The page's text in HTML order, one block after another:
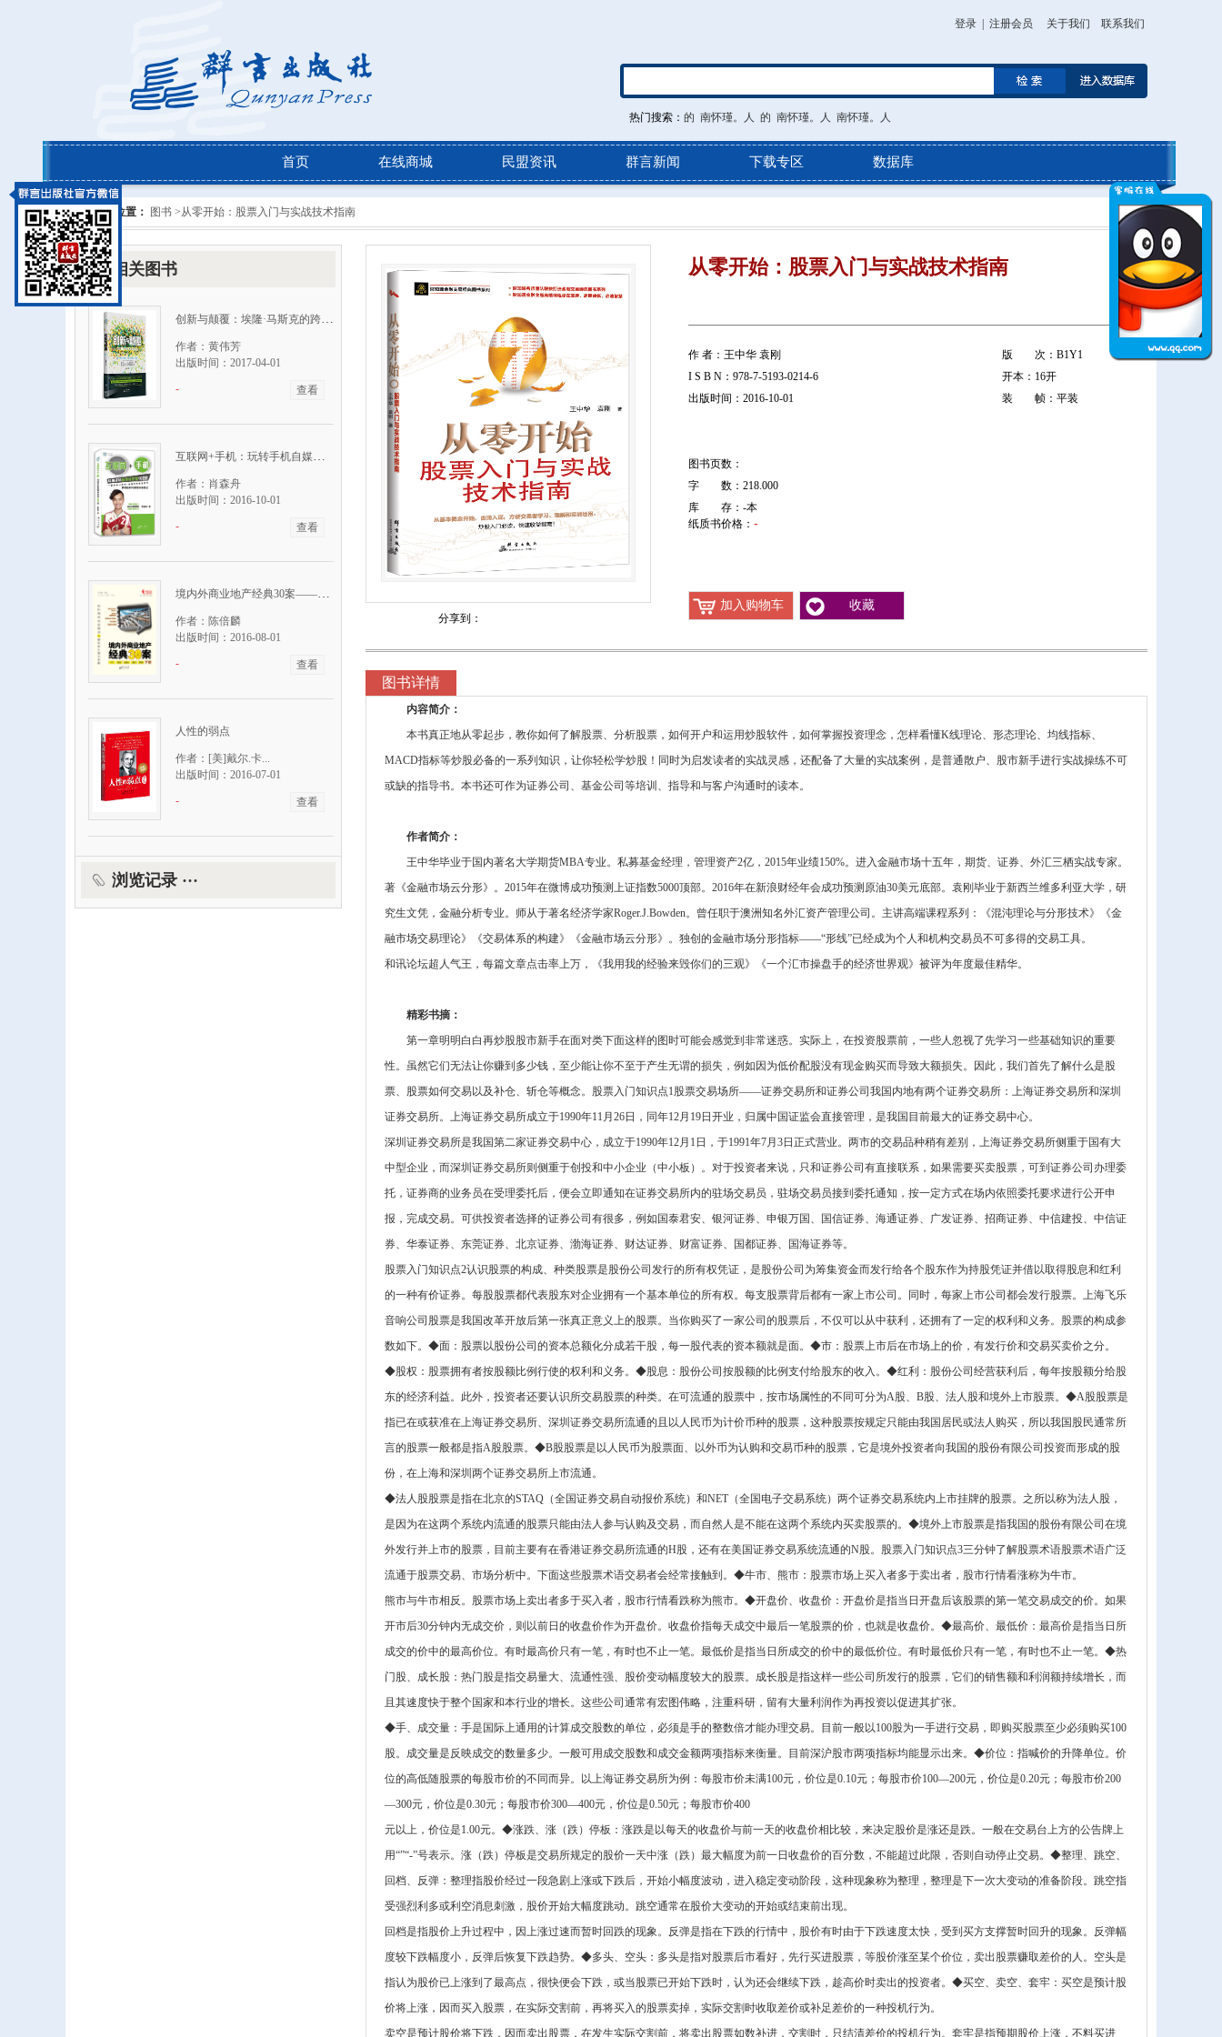
登录 注册会员 关于我们 联系我们
热门搜索： 的 南怀瑾。人 的 南怀瑾。人 南怀瑾。人
首页 在线商城 民盟资讯 群言新闻 下载专区 数据库
当前位置： 图书 >从零开始：股票入门与实战技术指南
相关图书
创新与颠覆：埃隆·马斯克的跨界传奇
作者：黄伟芳
出版时间：2017-04-01
-
查看
互联网+手机：玩转手机自媒体营销108招
作者：肖森舟
出版时间：2016-10-01
-
查看
境内外商业地产经典30案——标杆项目定位规划与建筑设计图文详解（上下册）
作者：陈倍麟
出版时间：2016-08-01
-
查看
人性的弱点
作者：[美]戴尔.卡...
出版时间：2016-07-01
-
查看
浏览记录 ···
分享到：
从零开始：股票入门与实战技术指南
作 者：王中华 袁刚
I S B N：978-7-5193-0214-6
出版时间：2016-10-01
版 次：B1Y1
开本：16开
装 帧：平装
图书页数：
字 数：218.000
库 存： -本
纸质书价格： -
加入购物车 收藏
图书详情
内容简介：
本书真正地从零起步，教你如何了解股票、分析股票，如何开户和运用炒股软件，如何掌握投资理念，怎样看懂K线理论、形态理论、均线指标、
MACD指标等炒股必备的一系列知识，让你轻松学炒股！同时为启发读者的实战灵感，还配备了大量的实战案例，是普通散户、股市新手进行实战操练不可
或缺的指导书。本书还可作为证券公司、基金公司等培训、指导和与客户沟通时的读本。
作者简介：
王中华毕业于国内著名大学期货MBA专业。私募基金经理，管理资产2亿，2015年业绩150%。进入金融市场十五年，期货、证券、外汇三栖实战专家。
著《金融市场云分形》。2015年在微博成功预测上证指数5000顶部。2016年在新浪财经年会成功预测原油30美元底部。袁刚毕业于新西兰维多利亚大学，研
究生文凭，金融分析专业。师从于著名经济学家Roger.J.Bowden。曾任职于澳洲知名外汇资产管理公司。主讲高端课程系列：《混沌理论与分形技术》《金
融市场交易理论》《交易体系的构建》《金融市场云分形》。独创的金融市场分形指标——“形线”已经成为个人和机构交易员不可多得的交易工具。
和讯论坛超人气王，每篇文章点击率上万，《我用我的经验来毁你们的三观》《一个汇市操盘手的经济世界观》被评为年度最佳精华。
精彩书摘：
第一章明明白白再炒股股市新手在面对类下面这样的图时可能会感觉到非常迷惑。实际上，在投资股票前，一些人忽视了先学习一些基础知识的重要
性。虽然它们无法让你赚到多少钱，至少能让你不至于产生无谓的损失，例如因为低价配股没有现金购买而导致大额损失。因此，我们首先了解什么是股
票、股票如何交易以及补仓、斩仓等概念。股票入门知识点1股票交易场所——证券交易所和证券公司我国内地有两个证券交易所：上海证券交易所和深圳
证券交易所。上海证券交易所成立于1990年11月26日，同年12月19日开业，归属中国证监会直接管理，是我国目前最大的证券交易中心。
深圳证券交易所是我国第二家证券交易中心，成立于1990年12月1日，于1991年7月3日正式营业。两市的交易品种稍有差别，上海证券交易所侧重于国有大
中型企业，而深圳证券交易所则侧重于创投和中小企业（中小板）。对于投资者来说，只和证券公司有直接联系，如果需要买卖股票，可到证券公司办理委
托，证券商的业务员在受理委托后，便会立即通知在证券交易所内的驻场交易员，驻场交易员接到委托通知，按一定方式在场内依照委托要求进行公开申
报，完成交易。可供投资者选择的证券公司有很多，例如国泰君安、银河证券、申银万国、国信证券、海通证券、广发证券、招商证券、中信建投、中信证
券、华泰证券、东莞证券、北京证券、渤海证券、财达证券、财富证券、国都证券、国海证券等。
股票入门知识点2认识股票的构成、种类股票是股份公司发行的所有权凭证，是股份公司为筹集资金而发行给各个股东作为持股凭证并借以取得股息和红利
的一种有价证券。每股股票都代表股东对企业拥有一个基本单位的所有权。每支股票背后都有一家上市公司。同时，每家上市公司都会发行股票。上海飞乐
音响公司股票是我国改革开放后第一张真正意义上的股票。当你购买了一家公司的股票后，不仅可以从中获利，还拥有了一定的权利和义务。股票的构成参
数如下。◆面：股票以股份公司的资本总额化分成若干股，每一股代表的资本额就是面。◆市：股票上市后在市场上的价，有发行价和交易买卖价之分。
◆股权：股票拥有者按股额比例行使的权利和义务。◆股息：股份公司按股额的比例支付给股东的收入。◆红利：股份公司经营获利后，每年按股额分给股
东的经济利益。此外，投资者还要认识所交易股票的种类。在可流通的股票中，按市场属性的不同可分为A股、B股、法人股和境外上市股票。◆A股股票是
指已在或获准在上海证券交易所、深圳证券交易所流通的且以人民币为计价币种的股票，这种股票按规定只能由我国居民或法人购买，所以我国股民通常所
言的股票一般都是指A股股票。◆B股股票是以人民币为股票面、以外币为认购和交易币种的股票，它是境外投资者向我国的股份有限公司投资而形成的股
份，在上海和深圳两个证券交易所上市流通。
◆法人股股票是指在北京的STAQ（全国证券交易自动报价系统）和NET（全国电子交易系统）两个证券交易系统内上市挂牌的股票。之所以称为法人股，
是因为在这两个系统内流通的股票只能由法人参与认购及交易，而自然人是不能在这两个系统内买卖股票的。◆境外上市股票是指我国的股份有限公司在境
外发行并上市的股票，目前主要有在香港证券交易所流通的H股，还有在美国证券交易系统流通的N股。股票入门知识点3三分钟了解股票术语股票术语广泛
流通于股票交易、市场分析中。下面这些股票术语交易者会经常接触到。◆牛市、熊市：股票市场上买入者多于卖出者，股市行情看涨称为牛市。
熊市与牛市相反。股票市场上卖出者多于买入者，股市行情看跌称为熊市。◆开盘价、收盘价：开盘价是指当日开盘后该股票的第一笔交易成交的价。如果
开市后30分钟内无成交价，则以前日的收盘价作为开盘价。收盘价指每天成交中最后一笔股票的价，也就是收盘价。◆最高价、最低价：最高价是指当日所
成交的价中的最高价位。有时最高价只有一笔，有时也不止一笔。最低价是指当日所成交的价中的最低价位。有时最低价只有一笔，有时也不止一笔。◆热
门股、成长股：热门股是指交易量大、流通性强、股价变动幅度较大的股票。成长股是指这样一些公司所发行的股票，它们的销售额和利润额持续增长，而
且其速度快于整个国家和本行业的增长。这些公司通常有宏图伟略，注重科研，留有大量利润作为再投资以促进其扩张。
◆手、成交量：手是国际上通用的计算成交股数的单位，必须是手的整数倍才能办理交易。目前一般以100股为一手进行交易，即购买股票至少必须购买100
股。成交量是反映成交的数量多少。一般可用成交股数和成交金额两项指标来衡量。目前深沪股市两项指标均能显示出来。◆价位：指喊价的升降单位。价
位的高低随股票的每股市价的不同而异。以上海证券交易所为例：每股市价未满100元，价位是0.10元；每股市价100—200元，价位是0.20元；每股市价200
—300元，价位是0.30元；每股市价300—400元，价位是0.50元；每股市价400
元以上，价位是1.00元。◆涨跌、涨（跌）停板：涨跌是以每天的收盘价与前一天的收盘价相比较，来决定股价是涨还是跌。一般在交易台上方的公告牌上
用“”“-”号表示。涨（跌）停板是交易所规定的股价一天中涨（跌）最大幅度为前一日收盘价的百分数，不能超过此限，否则自动停止交易。◆整理、跳空、
回档、反弹：整理指股价经过一段急剧上涨或下跌后，开始小幅度波动，进入稳定变动阶段，这种现象称为整理，整理是下一次大变动的准备阶段。跳空指
受强烈利多或利空消息刺激，股价开始大幅度跳动。跳空通常在股价大变动的开始或结束前出现。
回档是指股价上升过程中，因上涨过速而暂时回跌的现象。反弹是指在下跌的行情中，股价有时由于下跌速度太快，受到买方支撑暂时回升的现象。反弹幅
度较下跌幅度小，反弹后恢复下跌趋势。◆多头、空头：多头是指对股票后市看好，先行买进股票，等股价涨至某个价位，卖出股票赚取差价的人。空头是
指认为股价已上涨到了最高点，很快便会下跌，或当股票已开始下跌时，认为还会继续下跌，趁高价时卖出的投资者。◆买空、卖空、套牢：买空是预计股
价将上涨，因而买入股票，在实际交割前，再将买入的股票卖掉，实际交割时收取差价或补足差价的一种投机行为。
卖空是预计股价将下跌，因而卖出股票，在发生实际交割前，将卖出股票如数补进，交割时，只结清差价的投机行为。套牢是指预期股价上涨，不料买进